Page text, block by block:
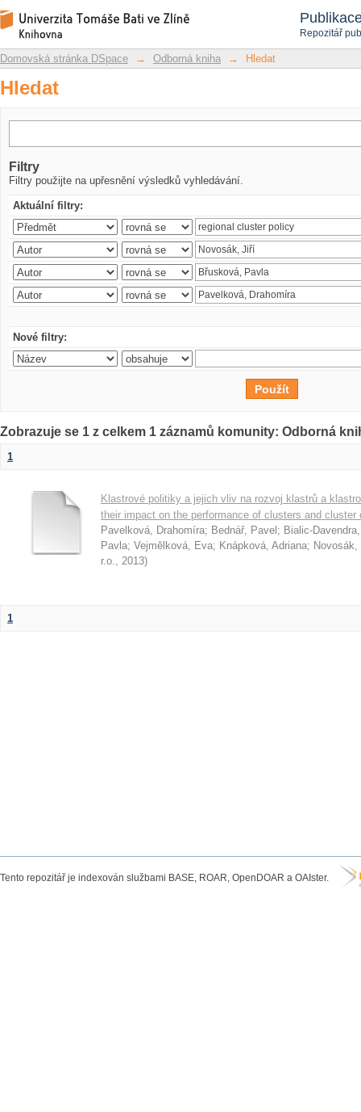
Repozitář
Hledat
Repozitář DSpace/Manakin
Domovská stránka DSpace → Odborná kniha → Hledat
Hledat
Filtry
Filtry použijte na upřesnění výsledků vyhledávání.
Aktuální filtry:
Nové filtry:
Zobrazuje se 1 z celkem 1 záznamů komunity: Odborná
1
Klastrové politiky a jejich vliv na rozvoj klastrů a
their impact on the performance of clusters and cluster
Pavelková, Drahomíra; Bednář, Pavel ; Bialic-
Pavla; Vejmělková, Eva; Knápková, Adriana;
r.o., 2013)
1
Tento repozitář je indexován službami BASE, ROAR, OpenDOAR a OAIster.